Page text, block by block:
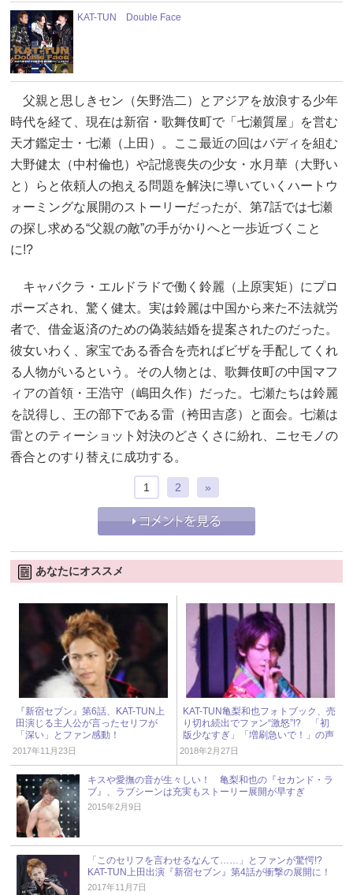
KAT-TUN Double Face
父親と思しきセン（矢野浩二）とアジアを放浪する少年
時代を経て、現在は新宿・歌舞伎町で「七瀬質屋」を営む
天才鑑定士・七瀬（上田）。ここ最近の回はバディを組む
大野健太（中村倫也）や記憶喪失の少女・水月華（大野い
と）らと依頼人の抱える問題を解決に導いていくハートウ
ォーミングな展開のストーリーだったが、第7話では七瀬
の探し求める“父親の敵”の手がかりへと一歩近づくこと
に!?
キャバクラ・エルドラドで働く鈴麗（上原実矩）にプロ
ポーズされ、驚く健太。実は鈴麗は中国から来た不法就労
者で、借金返済のための偽装結婚を提案されたのだった。
彼女いわく、家宝である香合を売ればビザを手配してくれ
る人物がいるという。その人物とは、歌舞伎町の中国マフ
ィアの首領・王浩守（嶋田久作）だった。七瀬たちは鈴麗
を説得し、王の部下である雷（袴田吉彦）と面会。七瀬は
雷とのティーショット対決のどさくさに紛れ、ニセモノの
香合とのすり替えに成功する。
1 2 »
あなたにオススメ
『新宿セブン』第6話、KAT-TUN上
田演じる主人公が言ったセリフが
「深い」とファン感動！
2017年11月23日
KAT-TUN亀梨和也フォトブック、売
り切れ続出でファン“激怒”!? 「初
版少なすぎ」「増刷急いで！」の声
2018年2月27日
キスや愛撫の音が生々しい！ 亀梨和也の『セカンド・ラ
ブ』、ラブシーンは充実もストーリー展開が早すぎ
2015年2月9日
「このセリフを言わせるなんて……」とファンが驚愕!?
KAT-TUN上田出演『新宿セブン』第4話が衝撃の展開に！
2017年11月7日